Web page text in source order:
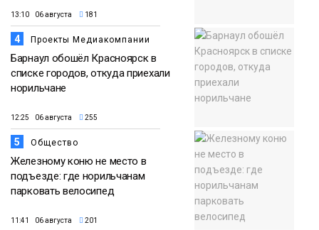
13:10 06 августа 181
4 Проекты Медиакомпании
Барнаул обошёл Красноярск в
списке городов, откуда приехали
норильчане
12:25 06 августа 255
5 Общество
Железному коню не место в
подъезде: где норильчанам
парковать велосипед
11:41 06 августа 201